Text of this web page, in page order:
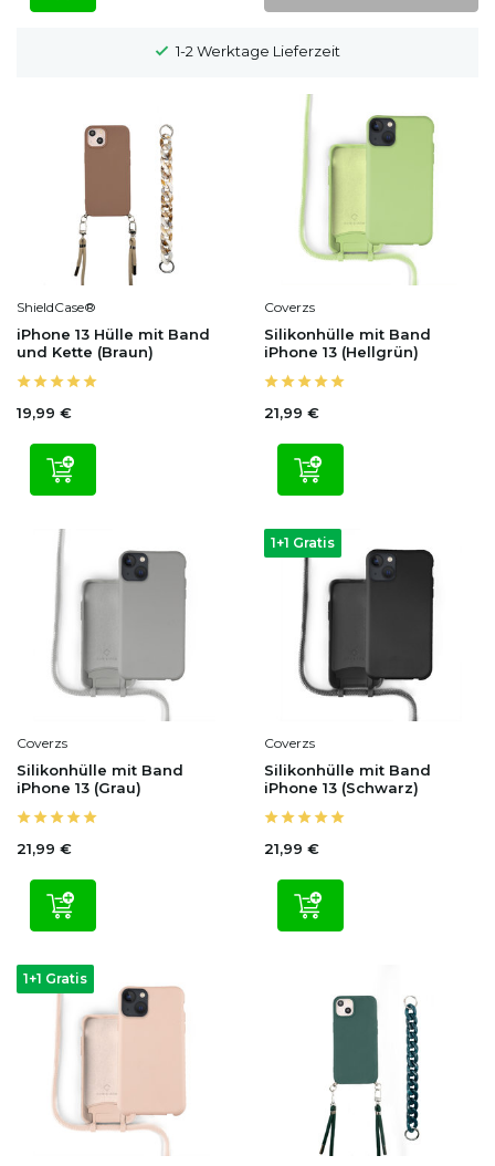
100 Tage Widerrufsrecht
ShieldCase®
iPhone 13 Hülle mit Band
und Kette (Braun)
19,99 €
Coverzs
Silikonhülle mit Band
iPhone 13 (Hellgrün)
21,99 €
Coverzs
Silikonhülle mit Band
iPhone 13 (Grau)
21,99 €
1+1 Gratis
Coverzs
Silikonhülle mit Band
iPhone 13 (Schwarz)
21,99 €
1+1 Gratis